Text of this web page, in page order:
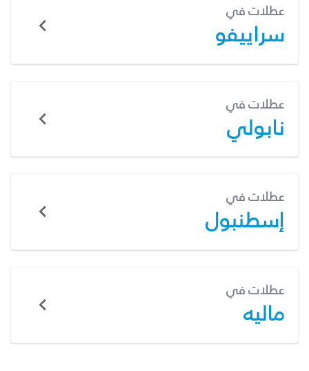
عطلات في
سراييفو
عطلات في
نابولي
عطلات في
إسطنبول
عطلات في
ماليه